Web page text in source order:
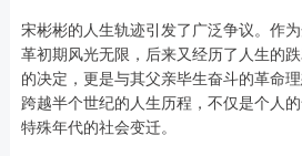
宋彬彬的人生轨迹引发了广泛争议。作
革初期风光无限，后来又经历了人生的
的决定，更是与其父亲毕生奋斗的革命
跨越半个世纪的人生历程，不仅是个人
特殊年代的社会变迁。